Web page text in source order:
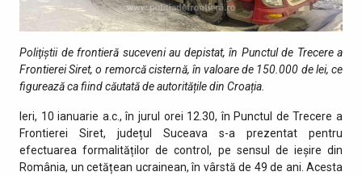
Poliţiştii de frontieră suceveni au depistat, în Punctul de Trecere a
Frontierei Siret, o remorcă cisternă, în valoare de 150.000 de lei, ce
figurează ca fiind căutată de autoritățile din Croația.
Ieri, 10 ianuarie a.c., în jurul orei 12.30, în Punctul de Trecere a
Frontierei Siret, județul Suceava s-a prezentat pentru
efectuarea formalităților de control, pe sensul de ieșire din
România, un cetățean ucrainean, în vârstă de 49 de ani. Acesta